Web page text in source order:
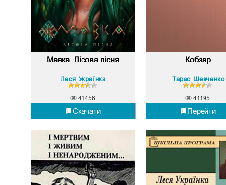
Мавка. Лісова пісня
Леся Українка
Скачати
41456
Кобзар
Тарас Шевченко
Перейти
41195